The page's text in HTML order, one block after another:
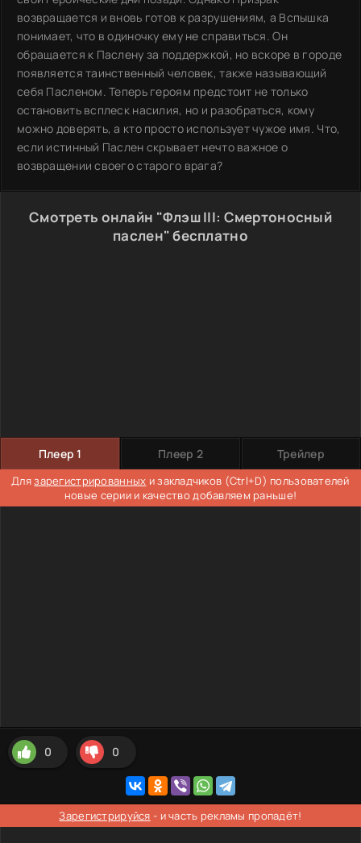
возвращается и вновь готов к разрушениям, а Вспышка
понимает, что в одиночку ему не справиться. Он
обращается к Паслену за поддержкой, но вскоре в городе
появляется таинственный человек, также называющий
себя Пасленом. Теперь героям предстоит не только
остановить всплеск насилия, но и разобраться, кому
можно доверять, а кто просто использует чужое имя. Что,
если истинный Паслен скрывает нечто важное о
возвращении своего старого врага?
Смотреть онлайн "Флэш III: Смертоносный
паслен" бесплатно
Плеер 1 Плеер 2 Трейлер
Длязарегистрированных и закладчиков (Ctrl+D) пользователей
новые серии и качество добавляем раньше!
0 0
Зарегистрируйся - и часть рекламы пропадёт!